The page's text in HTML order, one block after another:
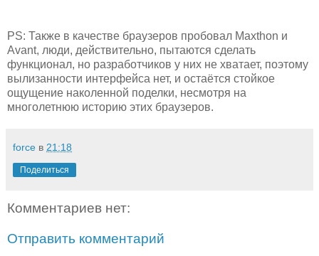
PS: Также в качестве браузеров пробовал Maxthon и
Avant, люди, действительно, пытаются сделать
функционал, но разработчиков у них не хватает, поэтому
вылизанности интерфейса нет, и остаётся стойкое
ощущение наколенной поделки, несмотря на
многолетнюю историю этих браузеров.
force в 21:18
Поделиться
Комментариев нет:
Отправить комментарий